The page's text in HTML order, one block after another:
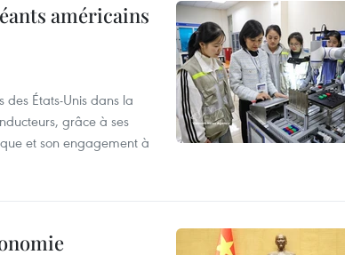
américains
des États-Unis dans la
grâce à ses
et son engagement à